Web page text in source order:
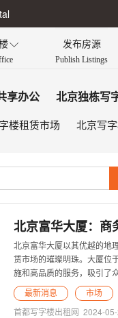
 发布房源
Publish Listings
享办公 北京独栋写
楼租赁市场 北京写
北京富华大厦：商
北京富华大厦以其优越的地
赁市场的璀璨明珠。大厦位
施和高品质的服务，吸引了
最新消息 市场
首都写字楼出租网 2024-